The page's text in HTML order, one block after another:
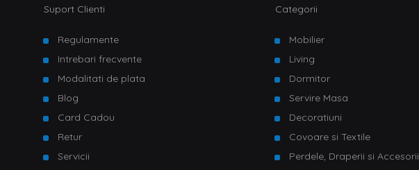
Suport Clienti
Regulamente
Intrebari frecvente
Modalitati de plata
Blog
Card Cadou
Retur
Servicii
Categorii
Mobilier
Living
Dormitor
Servire Masa
Decoratiuni
Covoare si Textile
Perdele, Draperii si Accesorii